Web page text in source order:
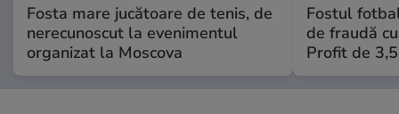
Fosta mare jucătoare de tenis, de
nerecunoscut la evenimentul
organizat la Moscova
Fostul
de fraudă
Profit de